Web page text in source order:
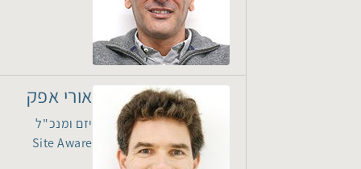
אורי אפק
יזם ומנכ"ל
Site Aware